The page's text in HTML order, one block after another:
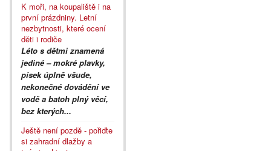
K moři, na koupaliště i na
první prázdniny. Letní
nezbytnosti, které ocení
děti i rodiče
Léto s dětmi znamená
jediné – mokré plavky,
písek úplně všude,
nekonečné dovádění ve
vodě a batoh plný věcí,
bez kterých...
Ještě není pozdě - pořiďte
si zahradní dlažby a